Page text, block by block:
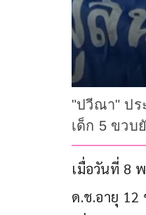
"ปวีณา" ปร
เด็ก 5 ขวบ
เมื่อวันที่ 8
ด.ช.อายุ 12